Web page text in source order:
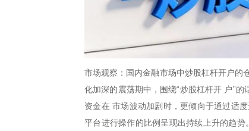
市场观察：国内金融市场中炒股杠杆开户的
化加深的震荡期中，围绕“炒股杠杆开 户”
资金在 市场波动加剧时，更倾向于通过适
平台进行操作的比例呈现出持续上升的趋